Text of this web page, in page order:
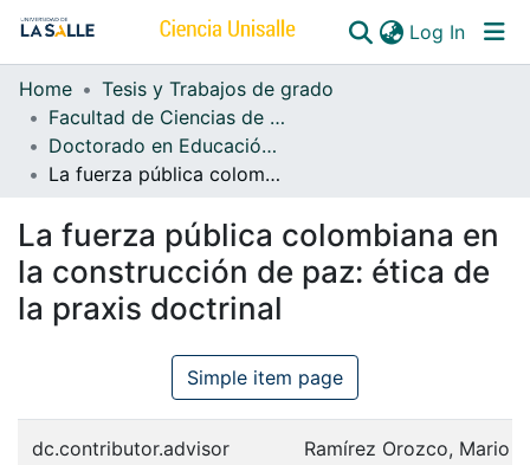
Log In
Communities & Collections
All of DSpace
Home
Tesis y Trabajos de grado
Facultad de Ciencias de la Educación
Doctorado en Educación y Sociedad
La fuerza pública colombiana en la construcción de paz: ética de la praxis doctrinal
La fuerza pública colombiana en
la construcción de paz: ética de
la praxis doctrinal
Simple item page
dc.contributor.advisor Ramírez Orozco, Mario